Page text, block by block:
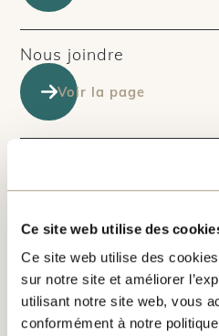
Ce site web utilise des
Ce site web utilise des
sur notre site et améliorer
utilisant notre site web, vous
conformément à notre
Nous joindre
Voir la page
Prendre rendez-vous
Voir la page